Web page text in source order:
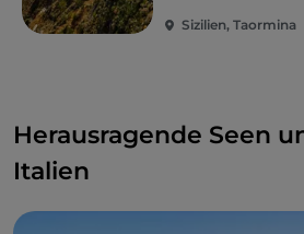
Porto Carlo Riva (Rapallo, Genua).
Sizilien, Taormina
Herausragende Seen
Italien